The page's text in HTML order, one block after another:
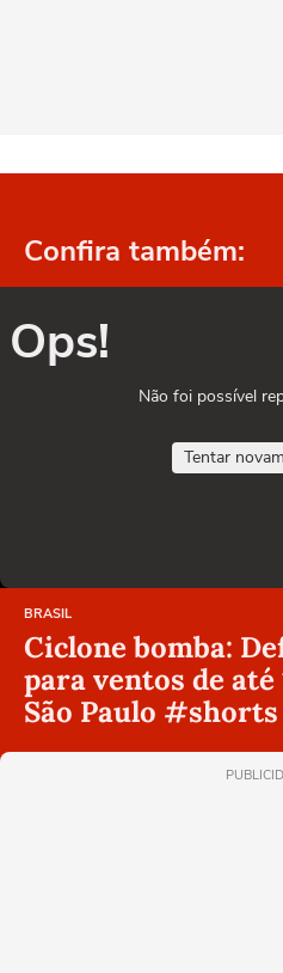
Confira também:
Ops!
Não foi possível
Tentar
BRASIL
Ciclone bomba:
para ventos de
São Paulo #shorts